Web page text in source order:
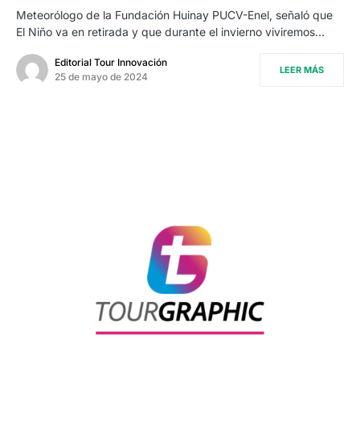
Meteorólogo de la Fundación Huinay PUCV-Enel, señaló que
El Niño va en retirada y que durante el invierno viviremos…
Editorial Tour Innovación
25 de mayo de 2024
LEER MÁS